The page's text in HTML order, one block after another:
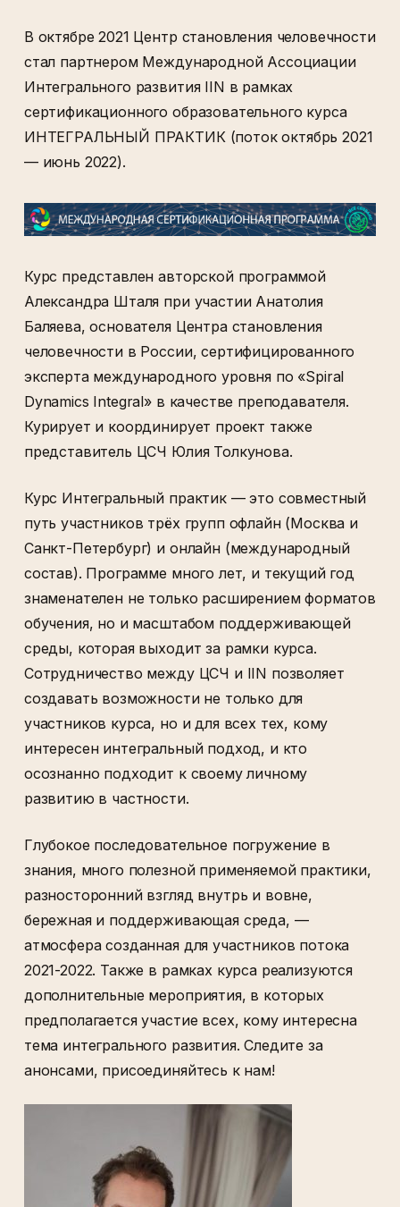
В октябре 2021 Центр становления человечности
стал партнером Международной Ассоциации
Интегрального развития IIN в рамках
сертификационного образовательного курса
ИНТЕГРАЛЬНЫЙ ПРАКТИК (поток октябрь 2021
— июнь 2022).
Курс представлен авторской программой
Александра Шталя при участии Анатолия
Баляева, основателя Центра становления
человечности в России, сертифицированного
эксперта международного уровня по «Spiral
Dynamics Integral» в качестве преподавателя.
Курирует и координирует проект также
представитель ЦСЧ Юлия Толкунова.
Курс Интегральный практик — это совместный
путь участников трёх групп офлайн (Москва и
Санкт-Петербург) и онлайн (международный
состав). Программе много лет, и текущий год
знаменателен не только расширением форматов
обучения, но и масштабом поддерживающей
среды, которая выходит за рамки курса.
Сотрудничество между ЦСЧ и IIN позволяет
создавать возможности не только для
участников курса, но и для всех тех, кому
интересен интегральный подход, и кто
осознанно подходит к своему личному
развитию в частности.
Глубокое последовательное погружение в
знания, много полезной применяемой практики,
разносторонний взгляд внутрь и вовне,
бережная и поддерживающая среда, —
атмосфера созданная для участников потока
2021-2022. Также в рамках курса реализуются
дополнительные мероприятия, в которых
предполагается участие всех, кому интересна
тема интегрального развития. Следите за
анонсами, присоединяйтесь к нам!